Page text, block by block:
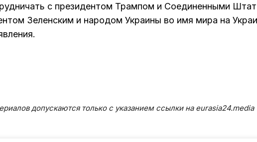
с президентом Трампом и Соединенными
Зеленским и народом Украины во имя мира на
допускаются только с указанием ссылки на eurasia24.media